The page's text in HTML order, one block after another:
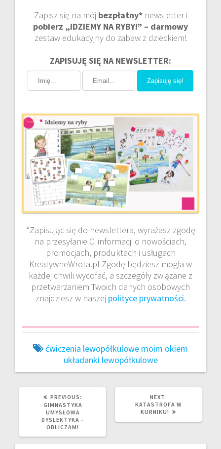
Zapisz się na mój bezpłatny*newsletter i
pobierz „IDZIEMY NA RYBY!” – darmowy
zestaw edukacyjny do zabaw z dzieckiem!
ZAPISUJĘ SIĘ NA NEWSLETTER:
Zapisuję się!
*Zapisując się do newslettera, wyrażasz zgodę
na przesyłanie Ci informacji o nowościach,
promocjach, produktach i usługach
KreatywneWrota.pl Zgodę będziesz mogła w
każdej chwili wycofać, a szczegóły związane z
przetwarzaniem Twoich danych osobowych
znajdziesz w naszej polityce prywatności.
ćwiczenia lewopółkulowe moim okiem
układanki lewopółkulowe
PREVIOUS:
GIMNASTYKA
UMYSŁOWA
DYSLEKTYKA –
OBLICZAM!
NEXT:
POST:
KATASTROFA W
KURNIKU!